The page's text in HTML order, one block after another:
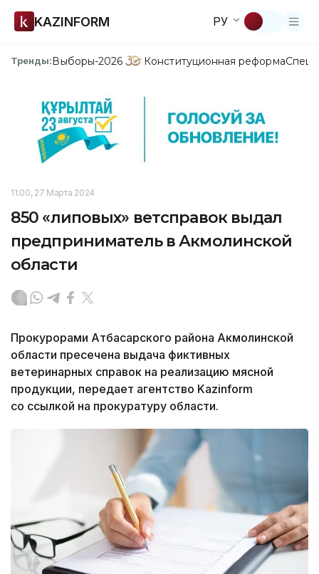
KAZINFORM РУ
Тренды:Выборы-2026 Конституционная реформа
11:00, 27 Марта 2024
850 «липовых» ветсправок выдал
предприниматель в Акмолинской
области
Прокурорами Атбасарского района Акмолинской
области пресечена выдача фиктивных
ветеринарных справок на реализацию мясной
продукции, передает агентство Kazinform
со ссылкой на прокуратуру области.